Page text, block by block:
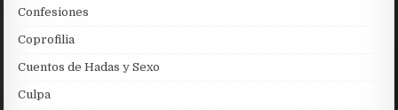
Confesiones
Coprofilia
Cuentos de Hadas y Sexo
Culpa